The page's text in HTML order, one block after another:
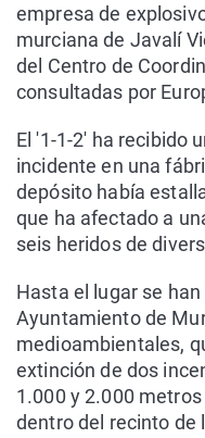
empresa de
murciana de Javalí
del Centro de
consultadas por
El '1-1-2' ha recibido
incidente en una
depósito había
que ha afectado a
seis heridos de
Hasta el lugar se
Ayuntamiento de
medioambientales,
extinción de dos
1.000 y 2.000
dentro del recinto de